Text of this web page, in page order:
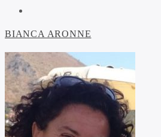
BIANCA ARONNE